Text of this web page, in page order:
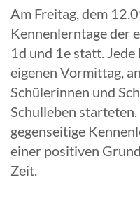
Am Freitag, dem
Kennenlerntage der
1d und 1e statt.
eigenen Vormittag,
Schülerinnen und
Schulleben
gegenseitige
einer positiven
Zeit.